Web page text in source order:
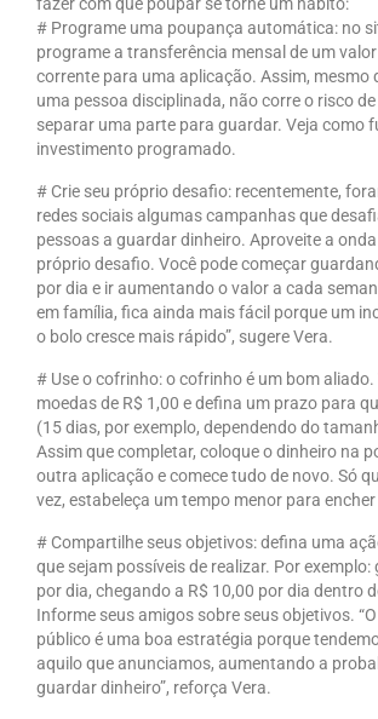
fazer com que poupar se torne um hábito:
# Programe uma poupança automática: no
programe a transferência mensal de um
corrente para uma aplicação. Assim, mesmo
uma pessoa disciplinada, não corre o risco
separar uma parte para guardar. Veja como
investimento programado.
# Crie seu próprio desafio: recentemente,
redes sociais algumas campanhas que
pessoas a guardar dinheiro. Aproveite a onda
próprio desafio. Você pode começar
por dia e ir aumentando o valor a cada
em família, fica ainda mais fácil porque um
o bolo cresce mais rápido”, sugere Vera.
# Use o cofrinho: o cofrinho é um bom
moedas de R$ 1,00 e defina um prazo para
(15 dias, por exemplo, dependendo do
Assim que completar, coloque o dinheiro na
outra aplicação e comece tudo de novo. Só
vez, estabeleça um tempo menor para
# Compartilhe seus objetivos: defina uma
que sejam possíveis de realizar. Por exemplo:
por dia, chegando a R$ 10,00 por dia dentro
Informe seus amigos sobre seus objetivos.
público é uma boa estratégia porque
aquilo que anunciamos, aumentando a
guardar dinheiro”, reforça Vera.